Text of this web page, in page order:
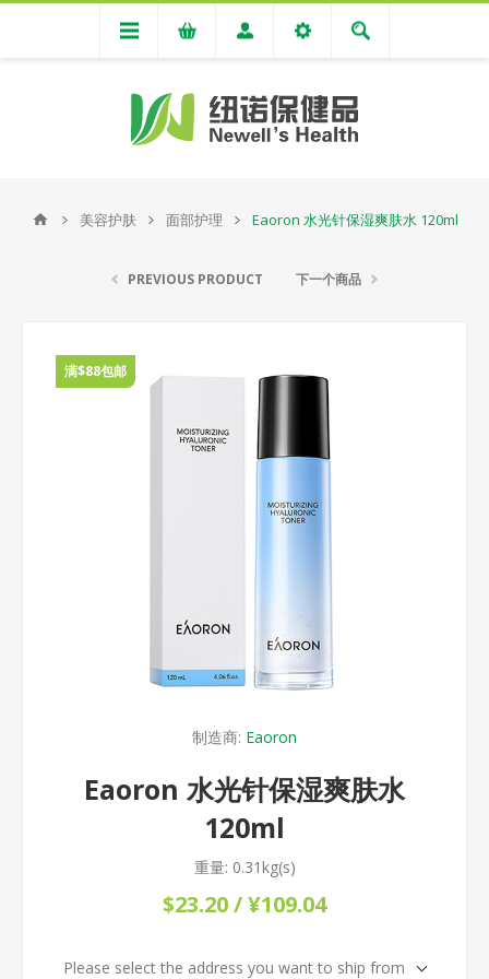
美容护肤 面部护理 Eaoron 水光针保湿爽肤水 120ml
PREVIOUS PRODUCT 下一个商品
满$88包邮
制造商: Eaoron
Eaoron 水光针保湿爽肤水
120ml
重量: 0.31kg(s)
$23.20 / ¥109.04
Please select the address you want to ship from